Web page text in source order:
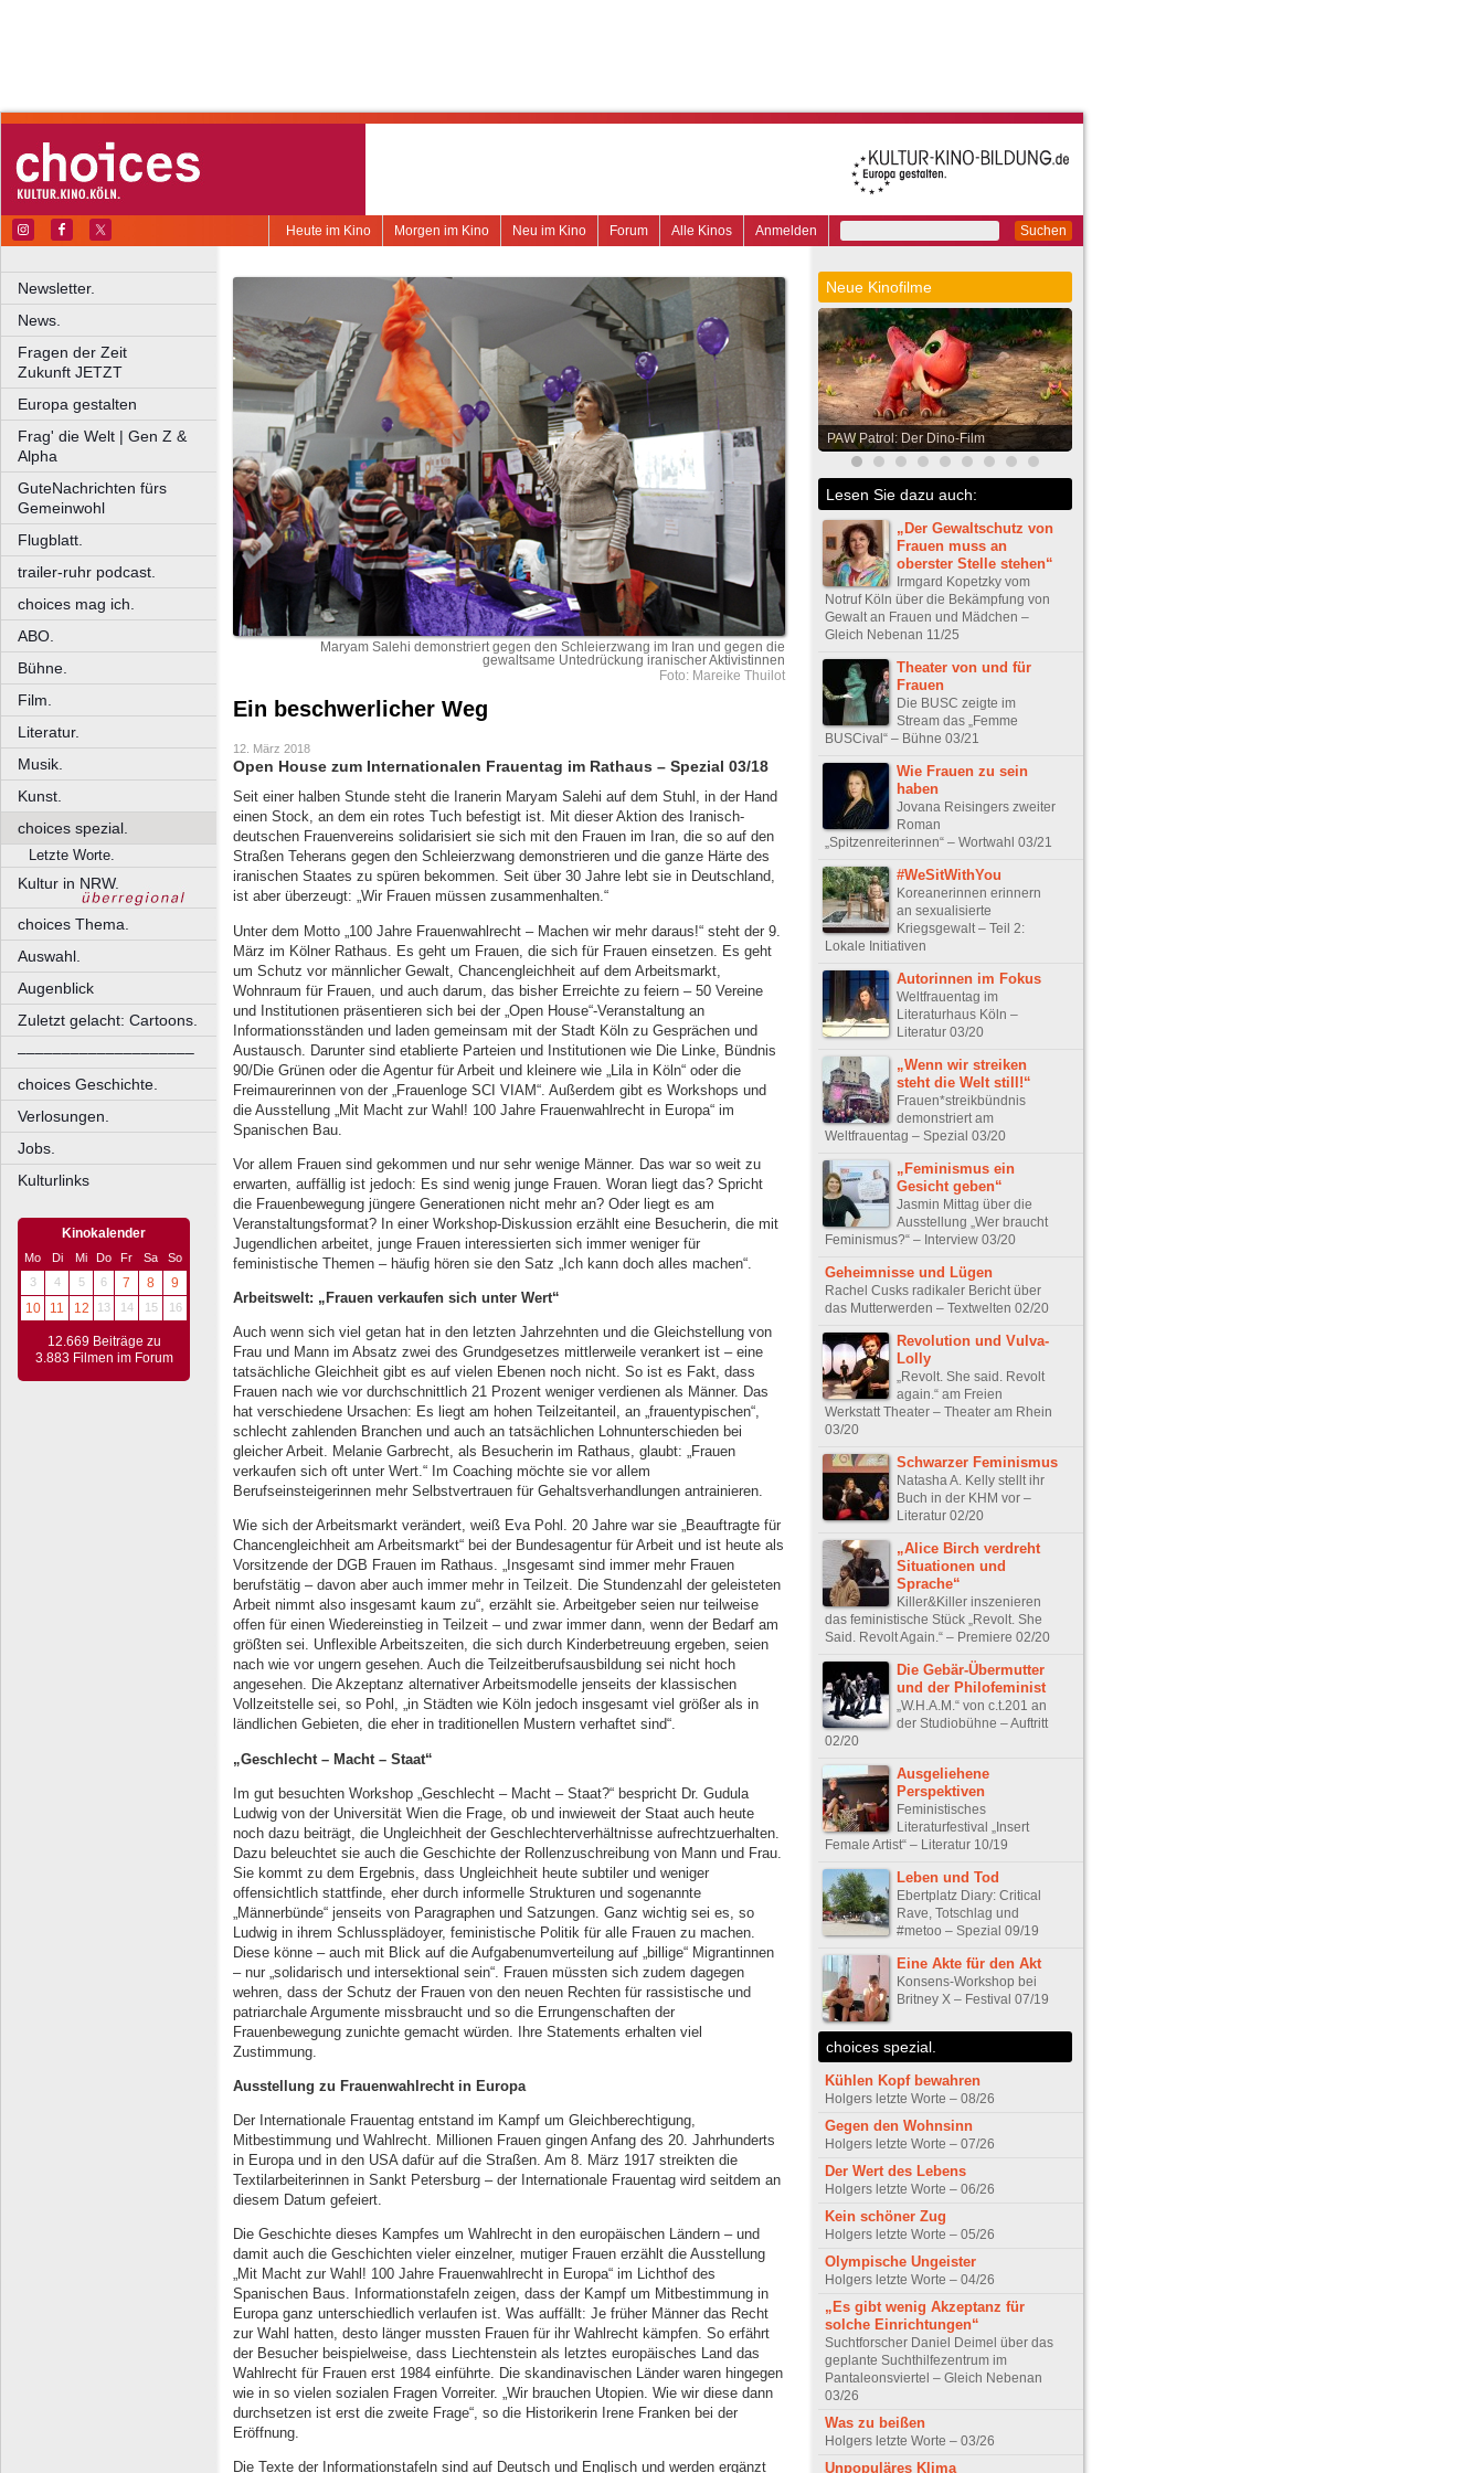
Suchen
Anmelden
Alle Kinos
Forum
Neu im Kino
Morgen im Kino
Heute im Kino
Newsletter.
News.
Fragen der Zeit
Zukunft JETZT
Europa gestalten
Frag' die Welt | Gen Z &
Alpha
GuteNachrichten fürs
Gemeinwohl
Flugblatt.
trailer-ruhr podcast.
choices mag ich.
ABO.
Bühne.
Film.
Literatur.
Musik.
Kunst.
choices spezial.
Letzte Worte.
Kultur in NRW.
choices Thema.
Auswahl.
Augenblick
Zuletzt gelacht: Cartoons.
––––––––––––––––––––
choices Geschichte.
Verlosungen.
Jobs.
Kulturlinks
Kinokalender
Mo Di Mi Do Fr Sa
So
3
4 5 6 7 8
9
10
11 12 13 14 15 16
12.669 Beiträge zu
3.883 Filmen im Forum
Maryam Salehi demonstriert gegen den Schleierzwang im Iran und gegen die
gewaltsame Untedrückung iranischer Aktivistinnen
Foto: Mareike Thuilot
Ein beschwerlicher Weg
12. März 2018
Open House zum Internationalen Frauentag im Rathaus – Spezial 03/18
Seit einer halben Stunde steht die Iranerin Maryam Salehi auf dem Stuhl, in der Hand
einen Stock, an dem ein rotes Tuch befestigt ist. Mit dieser Aktion des Iranisch-
deutschen Frauenvereins solidarisiert sie sich mit den Frauen im Iran, die so auf den
Straßen Teherans gegen den Schleierzwang demonstrieren und die ganze Härte des
iranischen Staates zu spüren bekommen. Seit über 30 Jahre lebt sie in Deutschland,
ist aber überzeugt: „Wir Frauen müssen zusammenhalten.“
Unter dem Motto „100 Jahre Frauenwahlrecht – Machen wir mehr daraus!“ steht der 9.
März im Kölner Rathaus. Es geht um Frauen, die sich für Frauen einsetzen. Es geht
um Schutz vor männlicher Gewalt, Chancengleichheit auf dem Arbeitsmarkt,
Wohnraum für Frauen, und auch darum, das bisher Erreichte zu feiern – 50 Vereine
und Institutionen präsentieren sich bei der „Open House“-Veranstaltung an
Informationsständen und laden gemeinsam mit der Stadt Köln zu Gesprächen und
Austausch. Darunter sind etablierte Parteien und Institutionen wie Die Linke, Bündnis
90/Die Grünen oder die Agentur für Arbeit und kleinere wie „Lila in Köln“ oder die
Freimaurerinnen von der „Frauenloge SCI VIAM“. Außerdem gibt es Workshops und
die Ausstellung „Mit Macht zur Wahl! 100 Jahre Frauenwahlrecht in Europa“ im
Spanischen Bau.
Vor allem Frauen sind gekommen und nur sehr wenige Männer. Das war so weit zu
erwarten, auffällig ist jedoch: Es sind wenig junge Frauen. Woran liegt das? Spricht
die Frauenbewegung jüngere Generationen nicht mehr an? Oder liegt es am
Veranstaltungsformat? In einer Workshop-Diskussion erzählt eine Besucherin, die mit
Jugendlichen arbeitet, junge Frauen interessierten sich immer weniger für
feministische Themen – häufig hören sie den Satz „Ich kann doch alles machen“.
Arbeitswelt: „Frauen verkaufen sich unter Wert“
Auch wenn sich viel getan hat in den letzten Jahrzehnten und die Gleichstellung von
Frau und Mann im Absatz zwei des Grundgesetzes mittlerweile verankert ist – eine
tatsächliche Gleichheit gibt es auf vielen Ebenen noch nicht. So ist es Fakt, dass
Frauen nach wie vor durchschnittlich 21 Prozent weniger verdienen als Männer. Das
hat verschiedene Ursachen: Es liegt am hohen Teilzeitanteil, an „frauentypischen“,
schlecht zahlenden Branchen und auch an tatsächlichen Lohnunterschieden bei
gleicher Arbeit. Melanie Garbrecht, als Besucherin im Rathaus, glaubt: „Frauen
verkaufen sich oft unter Wert.“ Im Coaching möchte sie vor allem
Berufseinsteigerinnen mehr Selbstvertrauen für Gehaltsverhandlungen antrainieren.
Wie sich der Arbeitsmarkt verändert, weiß Eva Pohl. 20 Jahre war sie „Beauftragte für
Chancengleichheit am Arbeitsmarkt“ bei der Bundesagentur für Arbeit und ist heute als
Vorsitzende der DGB Frauen im Rathaus. „Insgesamt sind immer mehr Frauen
berufstätig – davon aber auch immer mehr in Teilzeit. Die Stundenzahl der geleisteten
Arbeit nimmt also insgesamt kaum zu“, erzählt sie. Arbeitgeber seien nur teilweise
offen für einen Wiedereinstieg in Teilzeit – und zwar immer dann, wenn der Bedarf am
größten sei. Unflexible Arbeitszeiten, die sich durch Kinderbetreuung ergeben, seien
nach wie vor ungern gesehen. Auch die Teilzeitberufsausbildung sei nicht hoch
angesehen. Die Akzeptanz alternativer Arbeitsmodelle jenseits der klassischen
Vollzeitstelle sei, so Pohl, „in Städten wie Köln jedoch insgesamt viel größer als in
ländlichen Gebieten, die eher in traditionellen Mustern verhaftet sind“.
„Geschlecht – Macht – Staat“
Im gut besuchten Workshop „Geschlecht – Macht – Staat?“ bespricht Dr. Gudula
Ludwig von der Universität Wien die Frage, ob und inwieweit der Staat auch heute
noch dazu beiträgt, die Ungleichheit der Geschlechterverhältnisse aufrechtzuerhalten.
Dazu beleuchtet sie auch die Geschichte der Rollenzuschreibung von Mann und Frau.
Sie kommt zu dem Ergebnis, dass Ungleichheit heute subtiler und weniger
offensichtlich stattfinde, eher durch informelle Strukturen und sogenannte
„Männerbünde“ jenseits von Paragraphen und Satzungen. Ganz wichtig sei es, so
Ludwig in ihrem Schlussplädoyer, feministische Politik für alle Frauen zu machen.
Diese könne – auch mit Blick auf die Aufgabenumverteilung auf „billige“ Migrantinnen
– nur „solidarisch und intersektional sein“. Frauen müssten sich zudem dagegen
wehren, dass der Schutz der Frauen von den neuen Rechten für rassistische und
patriarchale Argumente missbraucht und so die Errungenschaften der
Frauenbewegung zunichte gemacht würden. Ihre Statements erhalten viel
Zustimmung.
Ausstellung zu Frauenwahlrecht in Europa
Der Internationale Frauentag entstand im Kampf um Gleichberechtigung,
Mitbestimmung und Wahlrecht. Millionen Frauen gingen Anfang des 20. Jahrhunderts
in Europa und in den USA dafür auf die Straßen. Am 8. März 1917 streikten die
Textilarbeiterinnen in Sankt Petersburg – der Internationale Frauentag wird seitdem an
diesem Datum gefeiert.
Die Geschichte dieses Kampfes um Wahlrecht in den europäischen Ländern – und
damit auch die Geschichten vieler einzelner, mutiger Frauen erzählt die Ausstellung
„Mit Macht zur Wahl! 100 Jahre Frauenwahlrecht in Europa“ im Lichthof des
Spanischen Baus. Informationstafeln zeigen, dass der Kampf um Mitbestimmung in
Europa ganz unterschiedlich verlaufen ist. Was auffällt: Je früher Männer das Recht
zur Wahl hatten, desto länger mussten Frauen für ihr Wahlrecht kämpfen. So erfährt
der Besucher beispielweise, dass Liechtenstein als letztes europäisches Land das
Wahlrecht für Frauen erst 1984 einführte. Die skandinavischen Länder waren hingegen
wie in so vielen sozialen Fragen Vorreiter. „Wir brauchen Utopien. Wie wir diese dann
durchsetzen ist erst die zweite Frage“, so die Historikerin Irene Franken bei der
Eröffnung.
Die Texte der Informationstafeln sind auf Deutsch und Englisch und werden ergänzt
Neue Kinofilme
PAW Patrol: Der Dino-Film
Lesen Sie dazu auch:
„Der Gewaltschutz von
Frauen muss an
oberster Stelle stehen“
Irmgard Kopetzky vom
Notruf Köln über die Bekämpfung von
Gewalt an Frauen und Mädchen –
Gleich Nebenan 11/25
Theater von und für
Frauen
Die BUSC zeigte im
Stream das „Femme
BUSCival“ – Bühne 03/21
Wie Frauen zu sein
haben
Jovana Reisingers zweiter
Roman
„Spitzenreiterinnen“ – Wortwahl 03/21
#WeSitWithYou
Koreanerinnen erinnern
an sexualisierte
Kriegsgewalt – Teil 2:
Lokale Initiativen
Autorinnen im Fokus
Weltfrauentag im
Literaturhaus Köln –
Literatur 03/20
„Wenn wir streiken
steht die Welt still!“
Frauen*streikbündnis
demonstriert am
Weltfrauentag – Spezial 03/20
„Feminismus ein
Gesicht geben“
Jasmin Mittag über die
Ausstellung „Wer braucht
Feminismus?“ – Interview 03/20
Geheimnisse und Lügen
Rachel Cusks radikaler Bericht über
das Mutterwerden – Textwelten 02/20
Revolution und Vulva-
Lolly
„Revolt. She said. Revolt
again.“ am Freien
Werkstatt Theater – Theater am Rhein
03/20
Schwarzer Feminismus
Natasha A. Kelly stellt ihr
Buch in der KHM vor –
Literatur 02/20
„Alice Birch verdreht
Situationen und
Sprache“
Killer&Killer inszenieren
das feministische Stück „Revolt. She
Said. Revolt Again.“ – Premiere 02/20
Die Gebär-Übermutter
und der Philofeminist
„W.H.A.M.“ von c.t.201 an
der Studiobühne – Auftritt
02/20
Ausgeliehene
Perspektiven
Feministisches
Literaturfestival „Insert
Female Artist“ – Literatur 10/19
Leben und Tod
Ebertplatz Diary: Critical
Rave, Totschlag und
#metoo – Spezial 09/19
Eine Akte für den Akt
Konsens-Workshop bei
Britney X – Festival 07/19
choices spezial.
Kühlen Kopf bewahren
Holgers letzte Worte – 08/26
Gegen den Wohnsinn
Holgers letzte Worte – 07/26
Der Wert des Lebens
Holgers letzte Worte – 06/26
Kein schöner Zug
Holgers letzte Worte – 05/26
Olympische Ungeister
Holgers letzte Worte – 04/26
„Es gibt wenig Akzeptanz für
solche Einrichtungen“
Suchtforscher Daniel Deimel über das
geplante Suchthilfezentrum im
Pantaleonsviertel – Gleich Nebenan
03/26
Was zu beißen
Holgers letzte Worte – 03/26
Unpopuläres Klima